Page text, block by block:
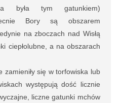
była tym gatunkiem)
Bory są obszarem
na zboczach nad Wisłą
ciepłolubne, a na obszarach
zamieniły się w torfowiska lub
występują dość licznie
liczne gatunki mchów